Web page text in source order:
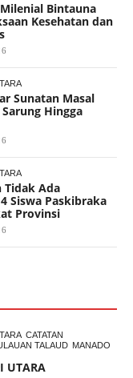
Bintauna
Kesehatan dan
Sunatan Masal
Hingga
Tidak Ada
Siswa Paskibraka
Provinsi
CATATAN
TALAUD MANADO
UTARA